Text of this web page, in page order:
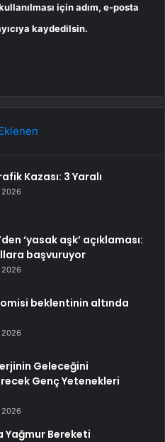
için adım, e-posta
kaydedilsin.
Kazası: 3 Yaralı
2026
‘yasak aşk’ açıklaması:
başvuruyor
2026
beklentinin altında
2026
Geleceğini
Genç Yetenekleri
2026
Yağmur Bereketi